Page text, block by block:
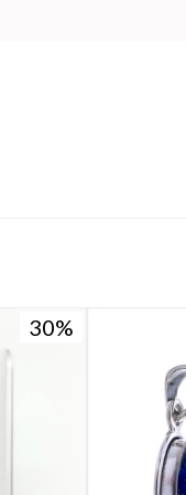
30
30